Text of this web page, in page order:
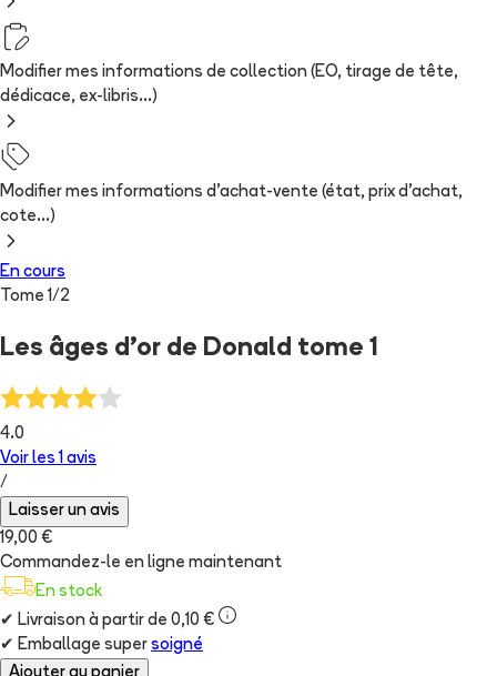
Modifier mes informations de collection (EO, tirage de tête,
dédicace, ex-libris...)
Modifier mes informations d'achat-vente (état, prix d'achat,
cote...)
En cours
Tome 1/2
Les âges d'or de Donald tome 1
4.0
Voir les 1 avis
/
Laisser un avis
19,00 €
Commandez-le en ligne maintenant
En stock
✔ Livraison à partir de 0,10 €
✔ Emballage super soigné